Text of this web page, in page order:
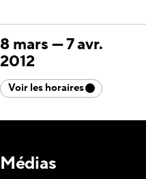
8 mars —7 avr.
2012
Voir les horaires
Médias